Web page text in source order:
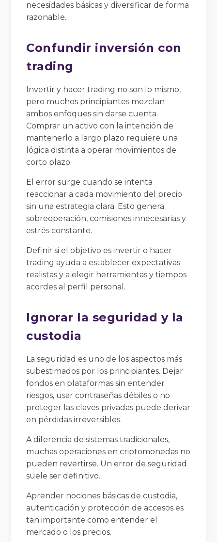
necesidades básicas y diversificar de forma
razonable.
Confundir inversión con
trading
Invertir y hacer trading no son lo mismo,
pero muchos principiantes mezclan
ambos enfoques sin darse cuenta.
Comprar un activo con la intención de
mantenerlo a largo plazo requiere una
lógica distinta a operar movimientos de
corto plazo.
El error surge cuando se intenta
reaccionar a cada movimiento del precio
sin una estrategia clara. Esto genera
sobreoperación, comisiones innecesarias y
estrés constante.
Definir si el objetivo es invertir o hacer
trading ayuda a establecer expectativas
realistas y a elegir herramientas y tiempos
acordes al perfil personal.
Ignorar la seguridad y la
custodia
La seguridad es uno de los aspectos más
subestimados por los principiantes. Dejar
fondos en plataformas sin entender
riesgos, usar contraseñas débiles o no
proteger las claves privadas puede derivar
en pérdidas irreversibles.
A diferencia de sistemas tradicionales,
muchas operaciones en criptomonedas no
pueden revertirse. Un error de seguridad
suele ser definitivo.
Aprender nociones básicas de custodia,
autenticación y protección de accesos es
tan importante como entender el
mercado o los precios.